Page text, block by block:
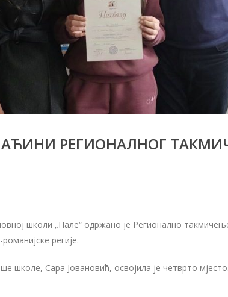
РЕГИОНАЛНОГ
школи „Пале“ одржано је Pегионално
регије.
школе, Сара Јовановић, освојила је четврто